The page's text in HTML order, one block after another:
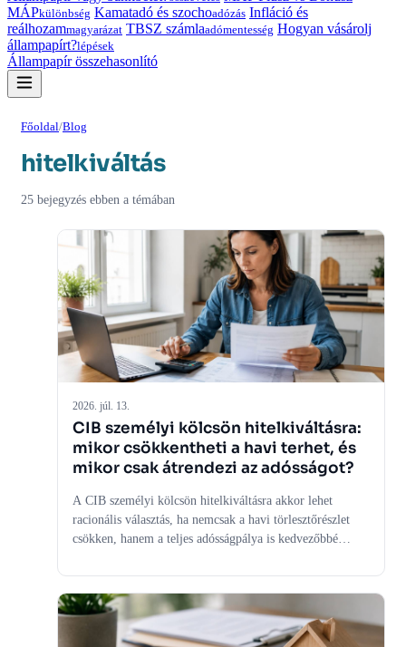
MÁPkülönbség Kamatadó és szochoadózás Infláció és
reálhozammagyarázat TBSZ számlaadómentesség Hogyan vásárolj
állampapírt?lépések
Állampapír összehasonlító
Főoldal/Blog
hitelkiváltás
25 bejegyzés ebben a témában
2026. júl. 13.
CIB személyi kölcsön hitelkiváltásra:
mikor csökkentheti a havi terhet, és
mikor csak átrendezi az adósságot?
A CIB személyi kölcsön hitelkiváltásra akkor lehet
racionális választás, ha nemcsak a havi törlesztőrészlet
csökken, hanem a teljes adósságpálya is kedvezőbbé
pénzügyi könnyítést a kiváltás, és mikor jelent csupán
hosszabb futamidőre szétterített tartozást.